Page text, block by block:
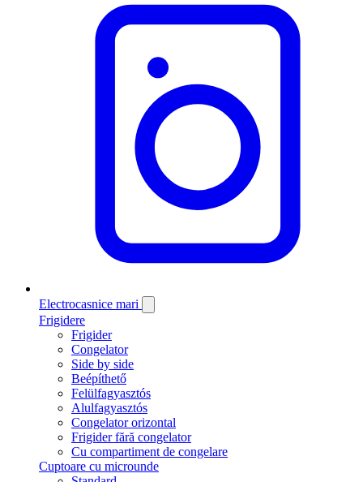
Electrocasnice mari
Frigidere
Frigider
Congelator
Side by side
Beépíthető
Felülfagyasztós
Alulfagyasztós
Congelator orizontal
Frigider fără congelator
Cu compartiment de congelare
Cuptoare cu microunde